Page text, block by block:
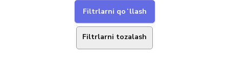
Filtrlarni tozalash